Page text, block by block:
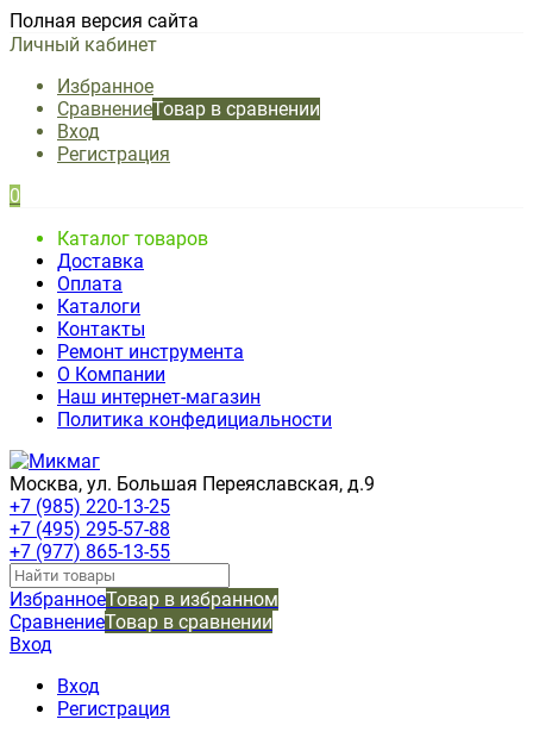
Полная версия сайта
Личный кабинет
Избранное
СравнениеТовар в сравнении
Вход
Регистрация
0
Каталог товаров
Доставка
Оплата
Каталоги
Контакты
Ремонт инструмента
О Компании
Наш интернет-магазин
Политика конфедициальности
Москва, ул. Большая Переяславская, д.9
+7 (985) 220-13-25
+7 (495) 295-57-88
+7 (977) 865-13-55
ИзбранноеТовар в избранном
СравнениеТовар в сравнении
Вход
Вход
Регистрация